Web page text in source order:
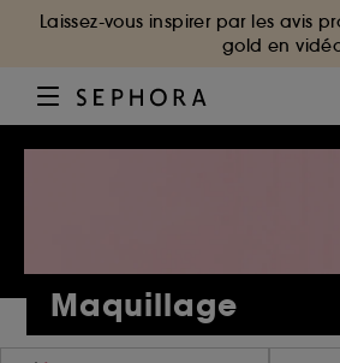
Laissez-vous inspirer par les avis
gold en
Maquillage